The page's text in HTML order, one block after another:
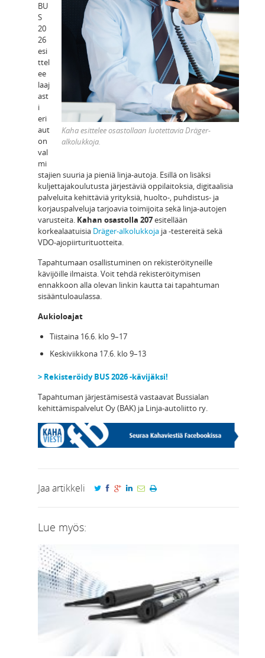
Kaha esittelee osastollaan luotettavia Dräger-
alkolukkoja.
BU
S
20
26
esi
ttel
ee
laaj
ast
i
eri
aut
on
val
mi
stajien suuria ja pieniä linja-autoja. Esillä on lisäksi
kuljettajakoulutusta järjestäviä oppilaitoksia, digitaalisia
palveluita kehittäviä yrityksiä, huolto-, puhdistus- ja
korjauspalveluja tarjoavia toimijoita sekä linja-autojen
varusteita. Kahan osastolla 207esitellään
korkealaatuisia Dräger-alkolukkoja ja -testereitä sekä
VDO-ajopiirturituotteita.
Tapahtumaan osallistuminen on rekisteröityneille
kävijöille ilmaista. Voit tehdä rekisteröitymisen
ennakkoon alla olevan linkin kautta tai tapahtuman
sisääntuloaulassa.
Aukioloajat
Tiistaina 16.6. klo 9–17
Keskiviikkona 17.6. klo 9–13
> Rekisteröidy BUS 2026 -kävijäksi!
Tapahtuman järjestämisestä vastaavat Bussialan
kehittämispalvelut Oy (BAK) ja Linja-autoliitto ry.
Jaa artikkeli
Lue myös: